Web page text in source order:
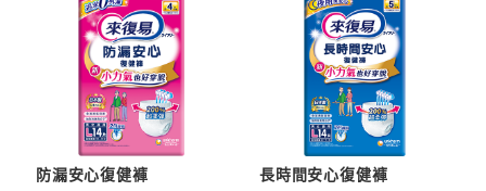
防漏安心復健褲 長時間安心復健褲